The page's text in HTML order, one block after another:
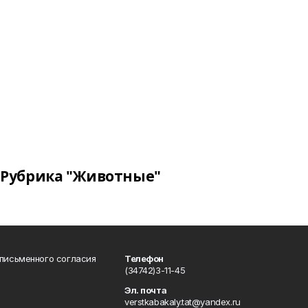
Рубрика "Животные"
согласия
Телефон
(34742)3-11-45
Эл. почта
verstkabakaly.tat@yandex.ru